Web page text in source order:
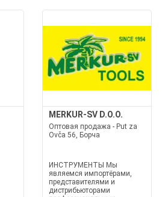
MERKUR-SV D.O.O.
Оптовая продажа - Put za
Ovča 56, Борча
ИНСТРУМЕНТЫ Мы
являемся импортёрами,
представителями и
дистрибьюторами